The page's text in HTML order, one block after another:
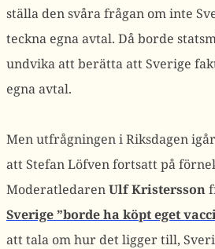
ställa den svåra frågan om inte
teckna egna avtal. Då borde
undvika att berätta att Sverige
egna avtal.
Men utfrågningen i Riksdagen
att Stefan Löfven fortsatt på
ModeratledarenUlf Kristersson
Sverige ”borde ha köpt eget
att tala om hur det ligger till,